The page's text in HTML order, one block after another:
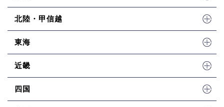
北陸・甲信越
東海
近畿
四国